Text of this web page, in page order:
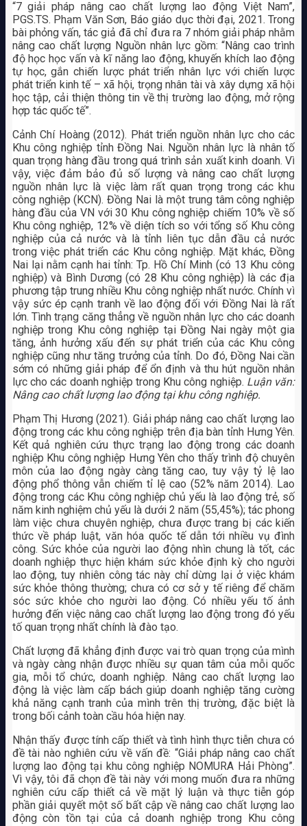
“7 giải pháp nâng cao chất lượng lao động Việt Nam”,
PGS.TS. Phạm Văn Sơn, Báo giáo dục thời đại, 2021. Trong
bài phỏng vấn, tác giả đã chỉ đưa ra 7 nhóm giải pháp nhằm
nâng cao chất lượng Nguồn nhân lực gồm: “Nâng cao trình
độ học học vấn và kĩ năng lao động, khuyến khích lao động
tự học, gắn chiến lược phát triển nhân lực với chiến lược
phát triển kinh tế – xã hội, trọng nhân tài và xây dựng xã hội
học tập, cải thiện thông tin về thị trường lao động, mở rộng
hợp tác quốc tế”.
Cảnh Chí Hoàng (2012). Phát triển nguồn nhân lực cho các
Khu công nghiệp tỉnh Đồng Nai. Nguồn nhân lực là nhân tố
quan trọng hàng đầu trong quá trình sản xuất kinh doanh. Vì
vậy, việc đảm bảo đủ số lượng và nâng cao chất lượng
nguồn nhân lực là việc làm rất quan trọng trong các khu
công nghiệp (KCN). Đồng Nai là một trung tâm công nghiệp
hàng đầu của VN với 30 Khu công nghiệp chiếm 10% về số
Khu công nghiệp, 12% về diện tích so với tổng số Khu công
nghiệp của cả nước và là tỉnh liên tục dẫn đầu cả nước
trong việc phát triển các Khu công nghiệp. Mặt khác, Đồng
Nai lại nằm cạnh hai tỉnh: Tp. Hồ Chí Minh (có 13 Khu công
nghiệp) và Bình Dương (có 28 Khu công nghiệp) là các địa
phương tập trung nhiều Khu công nghiệp nhất nước. Chính vì
vậy sức ép cạnh tranh về lao động đối với Đồng Nai là rất
lớn. Tình trạng căng thẳng về nguồn nhân lực cho các doanh
nghiệp trong Khu công nghiệp tại Đồng Nai ngày một gia
tăng, ảnh hưởng xấu đến sự phát triển của các Khu công
nghiệp cũng như tăng trưởng của tỉnh. Do đó, Đồng Nai cần
sớm có những giải pháp để ổn định và thu hút nguồn nhân
lực cho các doanh nghiệp trong Khu công nghiệp. Luận văn:
Nâng cao chất lượng lao động tại khu công nghiệp.
Phạm Thị Hương (2021). Giải pháp nâng cao chất lượng lao
động trong các khu công nghiệp trên địa bàn tỉnh Hưng Yên.
Kết quả nghiên cứu thực trạng lao động trong các doanh
nghiệp Khu công nghiệp Hưng Yên cho thấy trình độ chuyên
môn của lao động ngày càng tăng cao, tuy vậy tỷ lệ lao
động phổ thông vẫn chiếm tỉ lệ cao (52% năm 2014). Lao
động trong các Khu công nghiệp chủ yếu là lao động trẻ, số
năm kinh nghiệm chủ yếu là dưới 2 năm (55,45%); tác phong
làm việc chưa chuyên nghiệp, chưa được trang bị các kiến
thức về pháp luật, văn hóa quốc tế dẫn tới nhiều vụ đình
công. Sức khỏe của người lao động nhìn chung là tốt, các
doanh nghiệp thực hiện khám sức khỏe định kỳ cho người
lao động, tuy nhiên công tác này chỉ dừng lại ở việc khám
sức khỏe thông thường; chưa có cơ sở y tế riêng để chăm
sóc sức khỏe cho người lao động. Có nhiều yếu tố ảnh
hưởng đến việc nâng cao chất lượng lao động trong đó yếu
tố quan trọng nhất chính là đào tạo.
Chất lượng đã khẳng định được vai trò quan trọng của mình
và ngày càng nhận được nhiều sự quan tâm của mỗi quốc
gia, mỗi tổ chức, doanh nghiệp. Nâng cao chất lượng lao
động là việc làm cấp bách giúp doanh nghiệp tăng cường
khả năng cạnh tranh của mình trên thị trường, đặc biệt là
trong bối cảnh toàn cầu hóa hiện nay.
Nhận thấy được tính cấp thiết và tình hình thực tiễn chưa có
đề tài nào nghiên cứu về vấn đề: “Giải pháp nâng cao chất
lượng lao động tại khu công nghiệp NOMURA Hải Phòng”.
Vì vậy, tôi đã chọn đề tài này với mong muốn đưa ra những
nghiên cứu cấp thiết cả về mặt lý luận và thực tiễn góp
phần giải quyết một số bất cập về nâng cao chất lượng lao
động còn tồn tại của cả doanh nghiệp trong Khu công